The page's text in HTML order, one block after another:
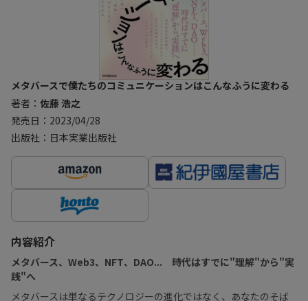
メタバースで僕たちのコミュニケーションはこんなふうに変わる
著者： 佐藤 浩之
発売日：2023/04/28
出版社：日本実業出版社
内容紹介
メタバース、Web3、NFT、DAO... 時代はすでに"理解"から"実
践"へ
メタバースは単なるテクノロジーの進化ではなく、あなたのそば